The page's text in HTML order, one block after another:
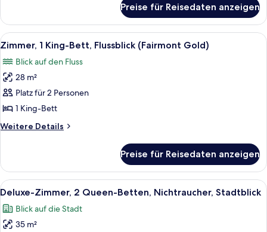
King)
anzeigen
1 King-
Bett,
Nichtraucher
Gold
King)
Preise für Reisedaten anzeigen
Alle
Fotos
für
Zimmer,
1 King-
Bett,
Flussblick
(Fairmont
anzeigen
Ein Hotelzimmer mit einem großen
7
Zimmer, 1 King-Bett, Flussblick (Fairmont Gold)
Blick auf den Fluss
28 m²
Platz für 2 Personen
1 King-Bett
Weitere Details
Weitere
1 King-
Bett,
Flussblick
Gold)
Preise für Reisedaten anzeigen
Alle
Fotos
für
Deluxe-
Ein Hotelzimmer mit zwei Betten,
5
Deluxe-Zimmer, 2 Queen-Betten, Nichtraucher, Stadtblick
Blick auf die Stadt
35 m²